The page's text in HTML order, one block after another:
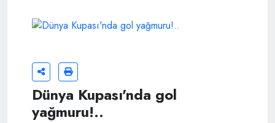
Dünya Kupası'nda gol
yağmuru!..